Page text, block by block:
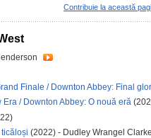
Contribuie la această
Finale / Downton Abbey: Final
Era / Downton Abbey: O nouă eră
(2022) - Dudley Wrangel Clarke